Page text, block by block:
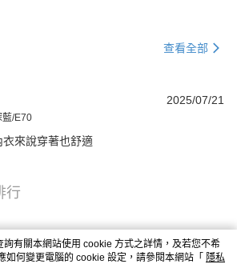
查看全部
2025/07/21
藍/E70
來說穿著也舒適
行
有關本網站使用 cookie 方式之詳情，及若您不希
如何變更電腦的 cookie 設定，請參閱本網站「 隱私